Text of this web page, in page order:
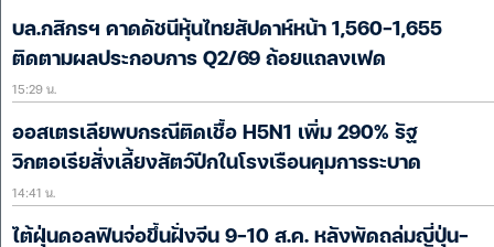
บล.กสิกรฯ คาดดัชนีหุ้นไทยสัปดาห์หน้า 1,560-1,655
ติดตามผลประกอบการ Q2/69 ถ้อยแถลงเฟด
15:29 น.
ออสเตรเลียพบกรณีติดเชื้อ H5N1 เพิ่ม 290% รัฐ
วิกตอเรียสั่งเลี้ยงสัตว์ปีกในโรงเรือนคุมการระบาด
14:41 น.
ไต้ฝุ่นดอลฟินจ่อขึ้นฝั่งจีน 9-10 ส.ค. หลังพัดถล่มญี่ปุ่น-